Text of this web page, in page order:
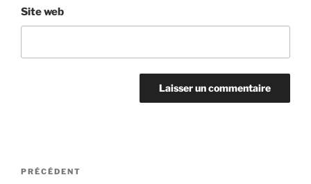
Site web
Navigation
Article
PRÉCÉDENT